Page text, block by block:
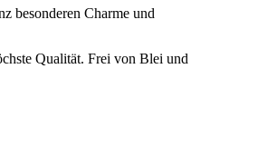
besonderen Charme und
Qualität. Frei von Blei und